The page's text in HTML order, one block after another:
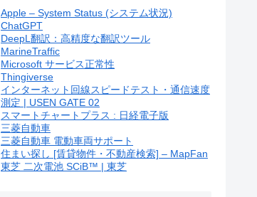
Apple – System Status (システム状況)
ChatGPT
DeepL翻訳：高精度な翻訳ツール
MarineTraffic
Microsoft サービス正常性
Thingiverse
インターネット回線スピードテスト・通信速度
測定 | USEN GATE 02
スマートチャートプラス : 日経電子版
三菱自動車
三菱自動車 電動車両サポート
住まい探し [賃貸物件・不動産検索] – MapFan
東芝 二次電池 SCiB™ | 東芝